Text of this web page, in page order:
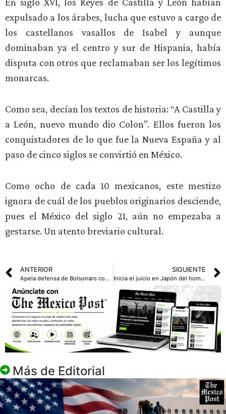
expulsado a los árabes, lucha que estuvo a cargo de
los castellanos vasallos de Isabel y aunque
dominaban ya el centro y sur de Hispania, había
disputa con otros que reclamaban ser los legítimos
monarcas.
Como sea, decían los textos de historia: “A Castilla y
a León, nuevo mundo dio Colon”. Ellos fueron los
conquistadores de lo que fue la Nueva España y al
paso de cinco siglos se convirtió en México.
Como ocho de cada 10 mexicanos, este mestizo
ignora de cuál de los pueblos originarios desciende,
pues el México del siglo 21, aún no empezaba a
gestarse. Un atento breviario cultural.
ANTERIOR
Apela defensa de Bolsonaro condena de 27 años de cárcel
SIGUIENTE
Inicia el juicio en Japón del hombre que asesinó al exprimer ministro japonés Shinzo Abe
Más de Editorial